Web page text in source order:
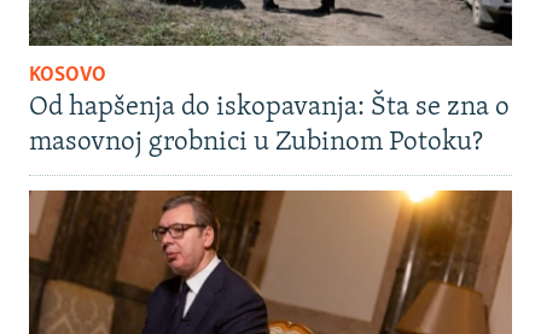
KOSOVO
Od hapšenja do iskopavanja: Šta se zna o
masovnoj grobnici u Zubinom Potoku?